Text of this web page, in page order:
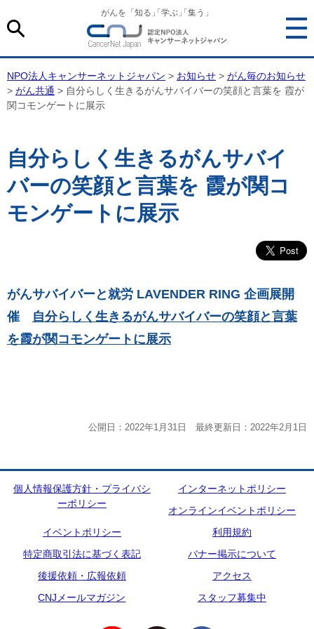
がんを「知る 「学ぶ 「集う」
NPO法人キャンサーネットジャパン > お知らせ > がん毎のお知らせ
> がん共通 > 自分らしく生きるがんサバイバーの笑顔と言葉を 霞が
関コモンゲートに展示
自分らしく生きるがんサバイ
バーの笑顔と言葉を 霞が関コ
モンゲートに展示
がんサバイバーと就労 LAVENDER RING 企画展開
催 自分らしく生きるがんサバイバーの笑顔と言葉
を霞が関コモンゲートに展示
公開日：2022年1月31日 最終更新日：2022年2月1日
個人情報保護方針・プライバシ
ーポリシー
インターネットポリシー
オンラインイベントポリシー
イベントポリシー
利用規約
特定商取引法に基づく表記
バナー掲示について
後援依頼・広報依頼
アクセス
CNJメールマガジン
スタッフ募集中